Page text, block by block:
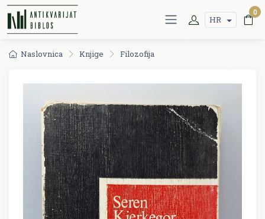
HR
0
Naslovnica Knjige Filozofija